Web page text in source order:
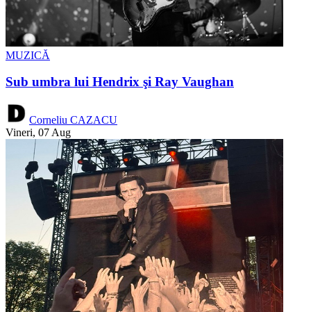
MUZICĂ
Sub umbra lui Hendrix şi Ray Vaughan
Corneliu CAZACU
Vineri, 07 Aug